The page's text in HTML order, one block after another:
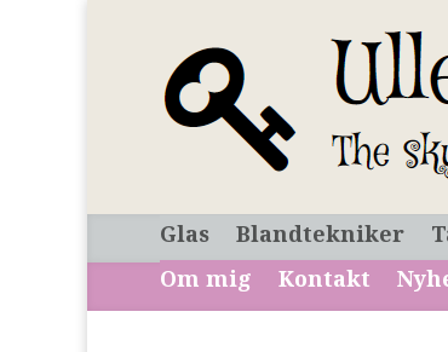
Glas Blandtekniker
Om mig
Kontakt